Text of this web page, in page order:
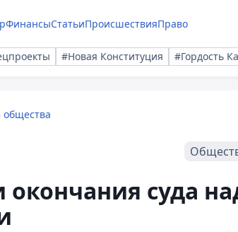
ФинансыСтатьиПроисшествияПраво
#Новая Конституция #Гордость
общества
суда